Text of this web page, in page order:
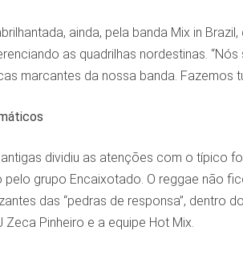
ainda, pela banda Mix in
as quadrilhas nordestinas.
marcantes da nossa banda. Fazemos
dividiu as atenções com o típico
pelo grupo Encaixotado. O reggae não
das “pedras de responsa”, dentro
Zeca Pinheiro e a equipe Hot Mix.